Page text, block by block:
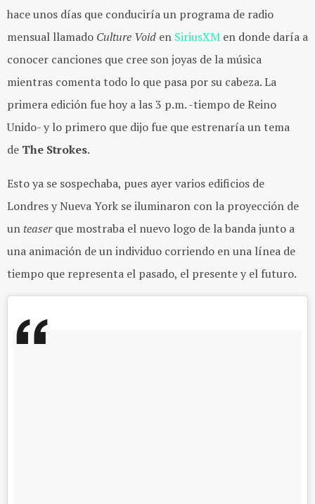
hace unos días que conduciría un programa de radio
mensual llamado Culture Void en SiriusXM en donde daría a
conocer canciones que cree son joyas de la música
mientras comenta todo lo que pasa por su cabeza. La
primera edición fue hoy a las 3 p.m. -tiempo de Reino
Unido- y lo primero que dijo fue que estrenaría un tema
de The Strokes.
Esto ya se sospechaba, pues ayer varios edificios de
Londres y Nueva York se iluminaron con la proyección de
un teaserque mostraba el nuevo logo de la banda junto a
una animación de un individuo corriendo en una línea de
tiempo que representa el pasado, el presente y el futuro.